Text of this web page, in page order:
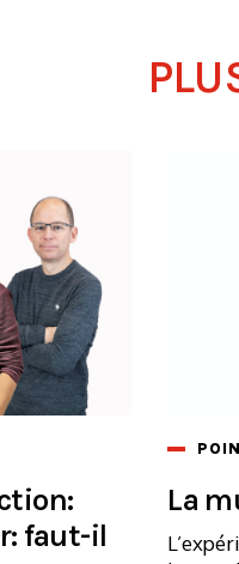
faut-il
La